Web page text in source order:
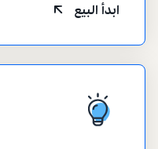
ابدأ البيع